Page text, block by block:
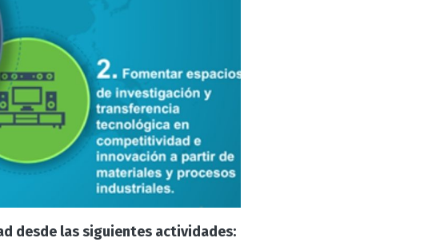
desde las siguientes actividades: